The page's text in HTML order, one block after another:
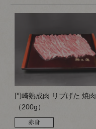
門崎熟成肉 リブげた 焼肉
（200g）